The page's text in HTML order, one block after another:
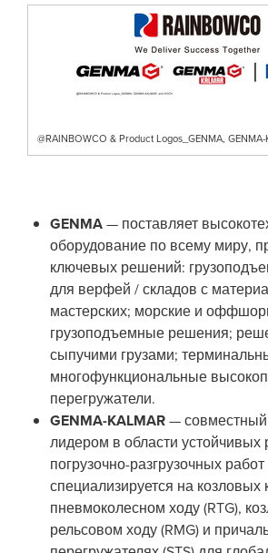
@RAINBOWCO & Product Logos_GENMA,
GENMA— поставляет
оборудование по всему миру,
ключевых решений:
для верфей / складов с
мастерских; морские и
грузоподъемные решения;
сыпучими грузами;
многофункциональные
перегружатели.
GENMA-KALMAR—
лидером в области
погрузочно-разгрузочных
специализируется на козловых
пневмоколесном ходу (RTG),
рельсовом ходу (RMG) и